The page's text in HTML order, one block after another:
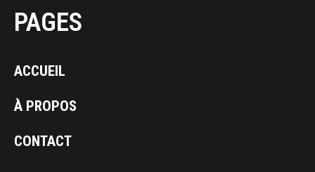
PAGES
ACCUEIL
À PROPOS
CONTACT